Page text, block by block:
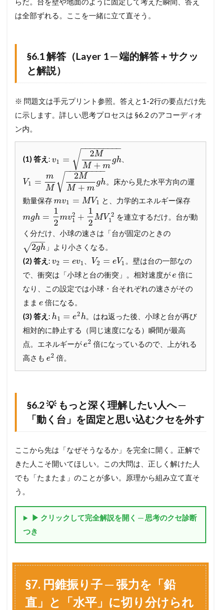
た
ギ
ー
─
2
の
連
熱
の
e
・
K
用
）
6.1
5
.
解
答
L
a
e
r
端
解
サ
ク
ッ
と
6.2
💡
も
っ
深
は全部ずれる。ここを一緒に立て直そう。
§6.1 解答（Layer 1 ─ 端的解答＋サクッ
と解説）
※ 問題文は手元プリント参照。答えと1-2行の要点だけ先
に示します。詳しい思考プロセスは §6.2 のアコーディオ
ン内。
(1) 答え :v1 =
2M
M + m
gh
− −
−−−−−−−
√ 、
V1 =
m
M
2M
M + m
gh
− −
−−−−−−−
√ 。床から見た水平方向の運
動量保存mv1 = MV1 と、力学的エネルギー保存
mgh =
1
2
mv2
1 +
1
2
MV 2
1
を連立するだけ。台が動
く分だけ、小球の速さは「台が固定のときの
2gh
−−
−
√
」より小さくなる。
(2) 答え :v2 = ev1 V2 = eV1 。壁は台の一部なの
で、衝突は「小球と台の衝突」。相対速度がe 倍に
なり、この設定では小球・台それぞれの速さがその
ままe 倍になる。
(3) 答え : h1 = e2 h。はね返った後、小球と台が再び
相対的に静止する（同じ速度になる）瞬間が最高
点。エネルギーがe2 倍になっているので、上がれる
高さもe2 倍。
§6.2 💡 もっと深く理解したい人へ ─
「動く台」を固定と思い込むクセを外す
ここから先は「なぜそうなるか」を完全に開く。正解で
きた人こそ開いてほしい。この大問は、正しく解けた人
でも「たまたま」のことが多い。原理から組み立て直そ
う。
▶ クリックして完全解説を開く ─ 思考のクセ診断
つき
§7. 円錐振り子 ─ 張力を「鉛
直」と「水平」に切り分けられ